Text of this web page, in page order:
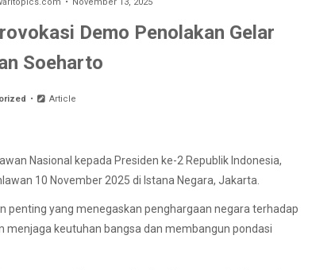
Demo Penolakan Gelar
Soeharto
Article
Nasional kepada Presiden ke-2 Republik Indonesia,
10 November 2025 di Istana Negara, Jakarta.
penting yang menegaskan penghargaan negara terhadap
keutuhan bangsa dan membangun pondasi